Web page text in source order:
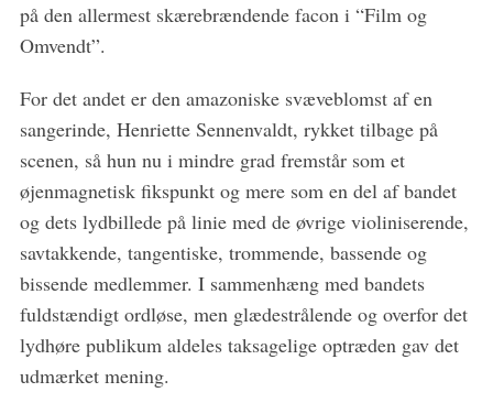
på den allermest skærebrændende facon i “Film og
Omvendt”.
For det andet er den amazoniske svæveblomst af en
sangerinde, Henriette Sennenvaldt, rykket tilbage på
scenen, så hun nu i mindre grad fremstår som et
øjenmagnetisk fikspunkt og mere som en del af bandet
og dets lydbillede på linie med de øvrige violiniserende,
savtakkende, tangentiske, trommende, bassende og
bissende medlemmer. I sammenhæng med bandets
fuldstændigt ordløse, men glædestrålende og overfor det
lydhøre publikum aldeles taksagelige optræden gav det
udmærket mening.
h
f
r
: